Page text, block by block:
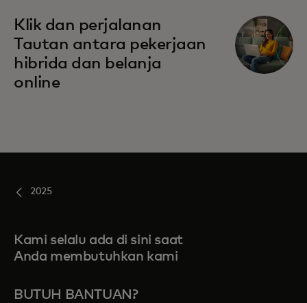
Klik dan perjalanan
Tautan antara pekerjaan
hibrida dan belanja
online
2025
Kami selalu ada di sini saat
Anda membutuhkan kami
BUTUH BANTUAN?